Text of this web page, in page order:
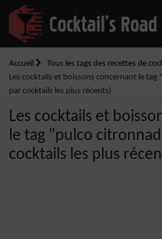
Accueil
Tous les tags des recettes de
Les cocktails et boissons concernant le
par cocktails les plus récents)
Les cocktails et
le tag "pulco
cocktails les plus